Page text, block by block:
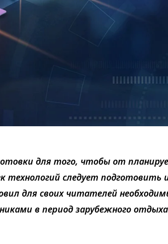
для того, чтобы от
технологий следует подготовить
для своих читателей
в период зарубежного